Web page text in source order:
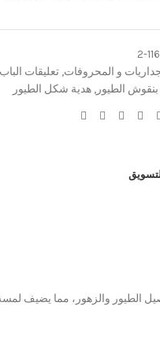
و المحروفات, تعليقات الباب
بنقوش الطيور , هدية شكل الطيور
الطيور والزهور، مما